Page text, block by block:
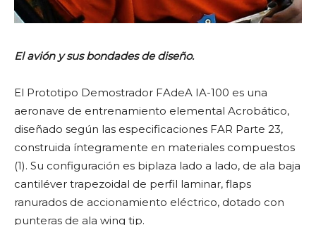
El avión y sus bondades de diseño.
El Prototipo Demostrador FAdeA IA-100 es una
aeronave de entrenamiento elemental Acrobático,
diseñado según las especificaciones FAR Parte 23,
construida íntegramente en materiales compuestos
(1). Su configuración es biplaza lado a lado, de ala baja
cantiléver trapezoidal de perfil laminar, flaps
ranurados de accionamiento eléctrico, dotado con
punteras de ala wing tip.